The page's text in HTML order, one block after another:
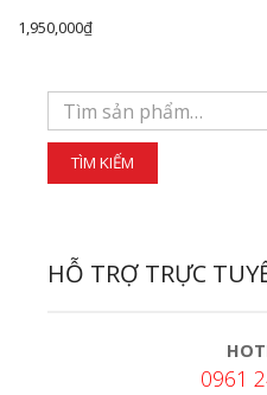
1,950,000₫
HỖ TRỢ TRỰC
0961